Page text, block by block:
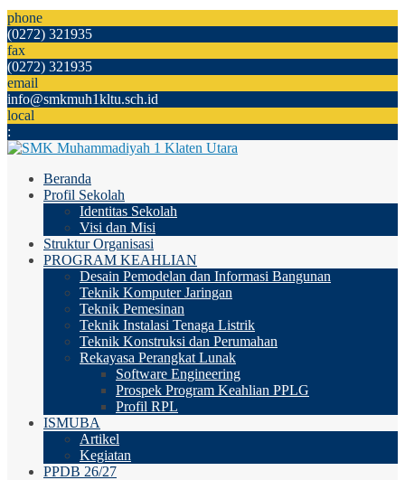
phone
(0272) 321935
fax
(0272) 321935
email
info@smkmuh1kltu.sch.id
local
:
Beranda
Profil Sekolah
Identitas Sekolah
Visi dan Misi
Struktur Organisasi
PROGRAM KEAHLIAN
Desain Pemodelan dan Informasi Bangunan
Teknik Komputer Jaringan
Teknik Pemesinan
Teknik Instalasi Tenaga Listrik
Teknik Konstruksi dan Perumahan
Rekayasa Perangkat Lunak
Software Engineering
Prospek Program Keahlian PPLG
Profil RPL
ISMUBA
Artikel
Kegiatan
PPDB 26/27